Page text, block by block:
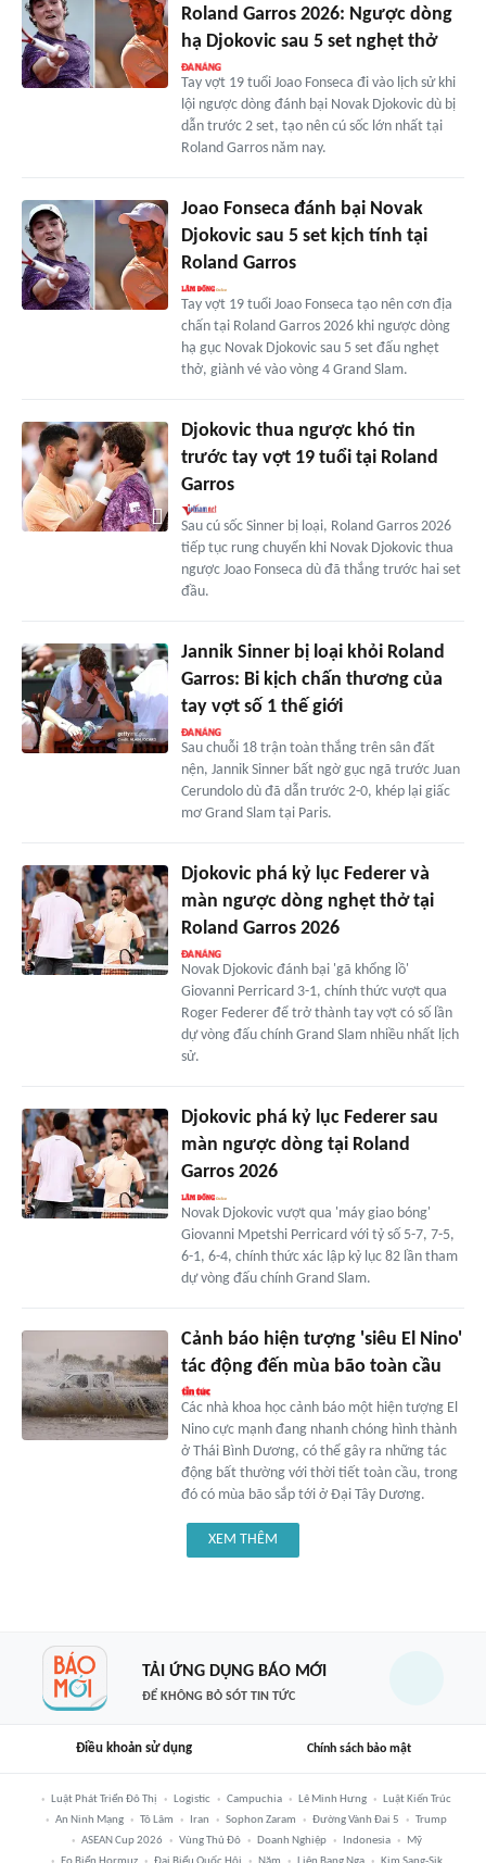
Roland Garros 2026: Ngược dòng
hạ Djokovic sau 5 set nghẹt thở
Tay vợt 19 tuổi Joao Fonseca đi vào lịch sử khi
lội ngược dòng đánh bại Novak Djokovic dù bị
dẫn trước 2 set, tạo nên cú sốc lớn nhất tại
Roland Garros năm nay.
Joao Fonseca đánh bại Novak
Djokovic sau 5 set kịch tính tại
Roland Garros
Tay vợt 19 tuổi Joao Fonseca tạo nên cơn địa
chấn tại Roland Garros 2026 khi ngược dòng
hạ gục Novak Djokovic sau 5 set đấu nghẹt
thở, giành vé vào vòng 4 Grand Slam.
Djokovic thua ngược khó tin
trước tay vợt 19 tuổi tại Roland
Garros
Sau cú sốc Sinner bị loại, Roland Garros 2026
tiếp tục rung chuyển khi Novak Djokovic thua
ngược Joao Fonseca dù đã thắng trước hai set
đầu.
Jannik Sinner bị loại khỏi Roland
Garros: Bi kịch chấn thương của
tay vợt số 1 thế giới
Sau chuỗi 18 trận toàn thắng trên sân đất
nện, Jannik Sinner bất ngờ gục ngã trước Juan
Cerundolo dù đã dẫn trước 2-0, khép lại giấc
mơ Grand Slam tại Paris.
Djokovic phá kỷ lục Federer và
màn ngược dòng nghẹt thở tại
Roland Garros 2026
Novak Djokovic đánh bại 'gã khổng lồ'
Giovanni Perricard 3-1, chính thức vượt qua
Roger Federer để trở thành tay vợt có số lần
dự vòng đấu chính Grand Slam nhiều nhất lịch
sử.
Djokovic phá kỷ lục Federer sau
màn ngược dòng tại Roland
Garros 2026
Novak Djokovic vượt qua 'máy giao bóng'
Giovanni Mpetshi Perricard với tỷ số 5-7, 7-5,
6-1, 6-4, chính thức xác lập kỷ lục 82 lần tham
dự vòng đấu chính Grand Slam.
Cảnh báo hiện tượng 'siêu El Nino'
tác động đến mùa bão toàn cầu
Các nhà khoa học cảnh báo một hiện tượng El
Nino cực mạnh đang nhanh chóng hình thành
ở Thái Bình Dương, có thể gây ra những tác
động bất thường với thời tiết toàn cầu, trong
đó có mùa bão sắp tới ở Đại Tây Dương.
XEM THÊM
TẢI ỨNG DỤNG BÁO MỚI
ĐỂ KHÔNG BỎ SÓT TIN TỨC
Điều khoản sử dụng Chính sách bảo mật
Luật Phát Triển Đô Thị Logistic Campuchia Lê Minh Hưng
Luật Kiến Trúc
An Ninh Mạng
Tô Lâm Iran Sophon Zaram Đường Vành Đai 5
Trump
ASEAN Cup 2026
Vùng Thủ Đô Doanh Nghiệp Indonesia
Mỹ